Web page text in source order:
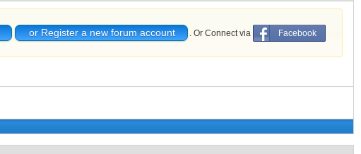
or Register a new forum account . Or Connect via Facebook